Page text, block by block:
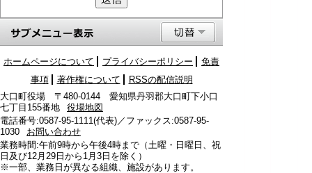
ホームページについて プライバシーポリシー
免責
事項
著作権について
RSSの配信説明
大口町役場 〒480-0144 愛知県丹羽郡大口町下小口
七丁目155番地
役場地図
電話番号:0587-95-1111(代表)／ファックス:0587-95-
1030
お問い合わせ
業務時間:午前9時から午後4時まで（土曜・日曜日、祝
日及び12月29日から1月3日を除く）
※一部、業務日が異なる組織、施設があります。